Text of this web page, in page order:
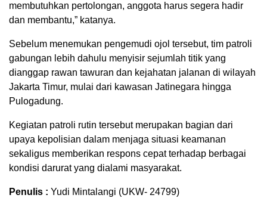
membutuhkan pertolongan, anggota harus segera hadir
dan membantu,” katanya.
Sebelum menemukan pengemudi ojol tersebut, tim patroli
gabungan lebih dahulu menyisir sejumlah titik yang
dianggap rawan tawuran dan kejahatan jalanan di wilayah
Jakarta Timur, mulai dari kawasan Jatinegara hingga
Pulogadung.
Kegiatan patroli rutin tersebut merupakan bagian dari
upaya kepolisian dalam menjaga situasi keamanan
sekaligus memberikan respons cepat terhadap berbagai
kondisi darurat yang dialami masyarakat.
Penulis : Yudi Mintalangi (UKW- 24799)